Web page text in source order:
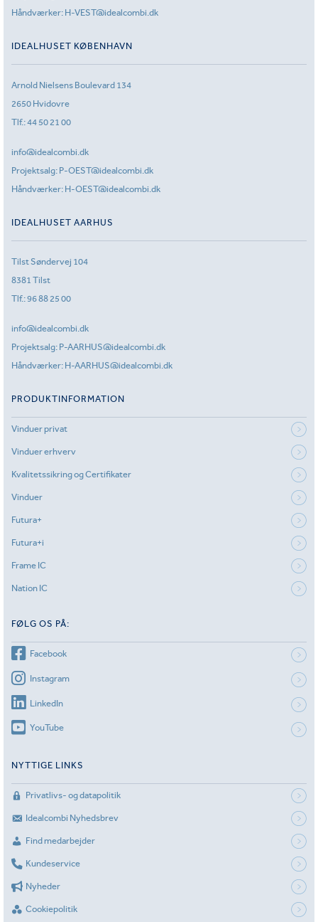
Håndværker: H-VEST@idealcombi.dk
IDEALHUSET KØBENHAVN
Arnold Nielsens Boulevard 134
2650 Hvidovre
Tlf.:44 50 21 00
info@idealcombi.dk
Projektsalg: P-OEST@idealcombi.dk
Håndværker: H-OEST@idealcombi.dk
IDEALHUSET AARHUS
Tilst Søndervej 104
8381 Tilst
Tlf.:96 88 25 00
info@idealcombi.dk
Projektsalg: P-AARHUS@idealcombi.dk
Håndværker: H-AARHUS@idealcombi.dk
PRODUKTINFORMATION
Vinduer privat
Vinduer erhverv
Kvalitetssikring og Certifikater
Vinduer
Futura+
Futura+i
Frame IC
Nation IC
FØLG OS PÅ:
Facebook
Instagram
LinkedIn
YouTube
NYTTIGE LINKS
Privatlivs- og datapolitik
Idealcombi Nyhedsbrev
Find medarbejder
Kundeservice
Nyheder
Cookiepolitik